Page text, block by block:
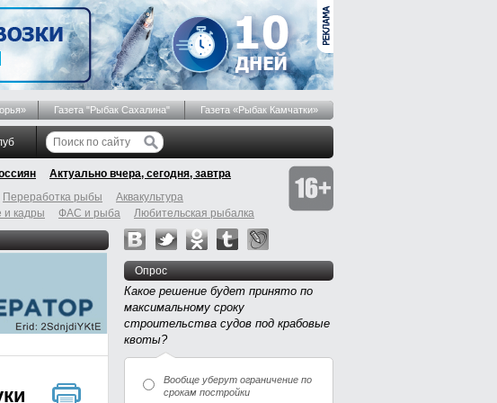
Газета "Рыбак Сахалина" Газета «Рыбак Камчатки»
Актуально вчера, сегодня, завтра
Переработка рыбы
Аквакультура
и кадры ФАС и рыба Любительская рыбалка
Опрос
Какое решение будет принято по
максимальному сроку
строительства судов под крабовые
квоты?
Вообще уберут ограничение по
срокам постройки